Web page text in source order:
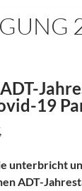
19
unterbricht
ADT-